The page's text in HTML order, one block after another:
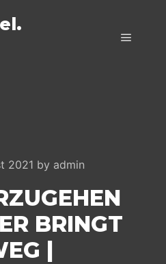
2021 by admin
BRINGT
|